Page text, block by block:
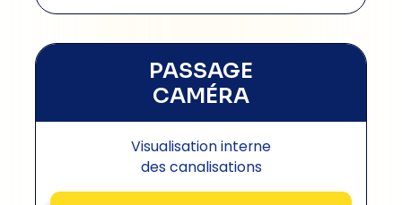
PASSAGE
CAMÉRA
Visualisation interne
des canalisations